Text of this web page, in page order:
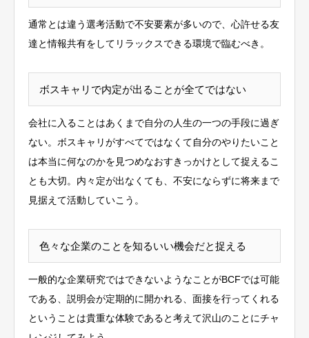
通常とは違う選考活動で不安要素が多いので、心許せる友
達と情報共有をして リラックスできる環境で臨むべき。
ボスキャリで内定が出ることが全てではない
会社に入ることはあくまで自分の人生の一つの手段に過ぎ
ない。 ボスキャリがすべてではなくて自分のやりたいこと
は本当に何なのかを見つめなおすきっかけとして捉えるこ
とも大切。 内々定が出なくても、不安にならずに将来まで
見据えて活動していこう。
色々な企業のことを知るいい機会だと捉える
一般的な企業研究ではできないようなことがBCFでは可能
である、 説明会が定期的に開かれる、面接を行ってくれる
ということは貴重な体験であると考えて沢山のことにチャ